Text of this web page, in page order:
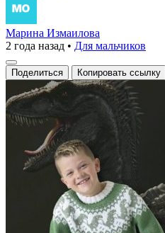
Марина Измаилова
2 года назад • Для мальчиков
Поделиться Копировать ссылку